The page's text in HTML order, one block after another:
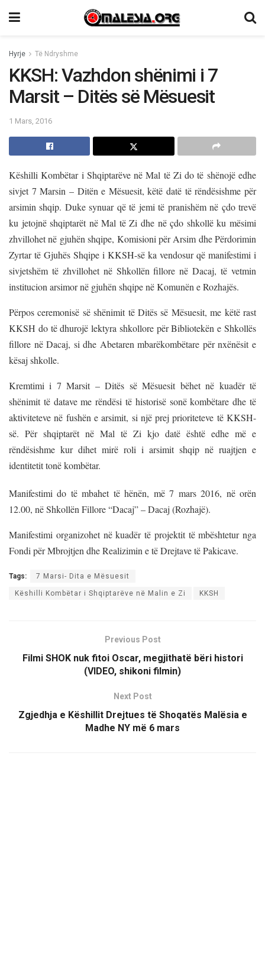
Hyrje Të Ndryshme
KKSH: Vazhdon shënimi i 7
Marsit – Ditës së Mësuesit
1 Mars, 2016
Këshilli Kombëtar i Shqiptarëve në Mal të Zi do të shënojë edhe
sivjet 7 Marsin – Ditën e Mësuesit, këtë datë të rëndësishme për
arsimin shqip. Duke synuar që të jemi të pranishëm në çdo trevë
ku jetojnë shqiptarët në Mal të Zi dhe në çdo shkollë ku mësimi
zhvillohet në gjuhën shqipe, Komisioni për Arsim dhe Përdorimin
Zyrtar të Gjuhës Shqipe i KKSH-së ka vendosur që manifestimi i
sivjetshëm të zhvillohet në Shkollën fillore në Dacaj, të vetmin
institucion arsimor në gjuhën shqipe në Komunën e Rozhajës.
Përpos ceremonisë së shënimit të Ditës së Mësuesit, me këtë rast
KKSH do të dhurojë lektyra shkollore për Bibliotekën e Shkollës
fillore në Dacaj, si dhe Abetaren mbarëkombëtare për nxënësit e
kësaj shkolle.
Kremtimi i 7 Marsit – Ditës së Mësuesit bëhet në kuadër të
shënimit të datave me rëndësi të historisë sonë kombëtare dhe të
aktiviteteve në fushën e arsimit, si një prej prioriteteve të KKSH-
së. Për shqiptarët në Mal të Zi kjo datë është edhe më e
rëndësishme kur dihet mirë roli i arsimit shqip në ruajtjen e
identitetit tonë kombëtar.
Manifestimi do të mbahet të hënën, më 7 mars 2016, në orën
12.00, në Shkollën Fillore “Dacaj” – Dacaj (Rozhajë).
Manifestimi organizohet në kuadër të projektit të mbështetur nga
Fondi për Mbrojtjen dhe Realizimin e të Drejtave të Pakicave.
Tags: 7 Marsi- Dita e Mësuesit
Këshilli Kombëtar i Shqiptarëve në Malin e Zi KKSH
Previous Post
Filmi SHOK nuk fitoi Oscar, megjithatë bëri histori
(VIDEO, shikoni filmin)
Next Post
Zgjedhja e Këshillit Drejtues të Shoqatës Malësia e
Madhe NY më 6 mars